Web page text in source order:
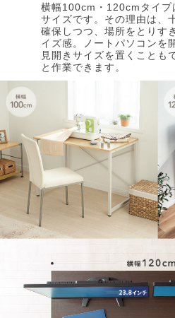
横幅100cm・120cmタイプ
サイズです。その理由は、
確保しつつ、場所をとりす
イズ感。ノートパソコンを
見開きサイズを置くことも
と作業できます。